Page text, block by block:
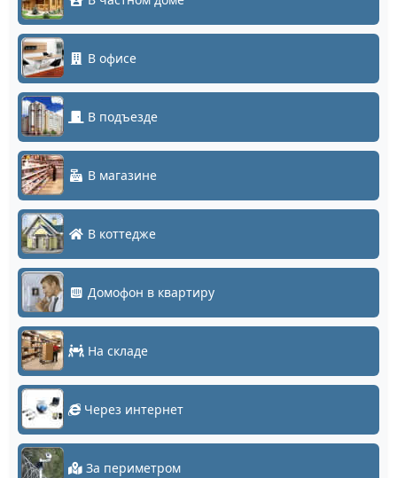
В офисе
В подъезде
В магазине
В коттедже
Домофон в квартиру
На складе
Через интернет
За периметром